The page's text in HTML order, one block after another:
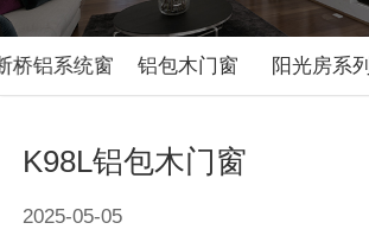
桥铝系统窗 铝包木门窗 阳光房系列
K98L铝包木门窗
2025-05-05